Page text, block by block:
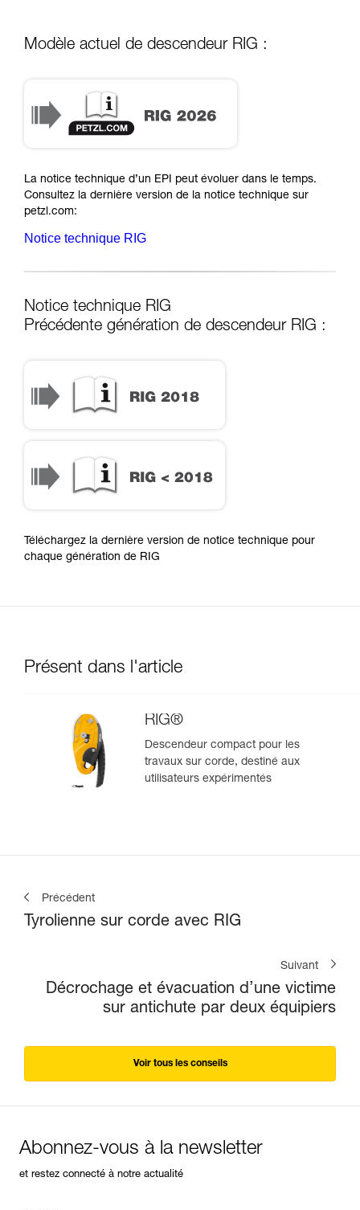
Modèle actuel de descendeur RIG :
La notice technique d’un EPI peut évoluer dans le temps.
Consultez la dernière version de la notice technique sur
petzl.com:
Notice technique RIG
Notice technique RIG
Précédente génération de descendeur RIG :
Téléchargez la dernière version de notice technique pour
chaque génération de RIG
Présent dans l'article
RIG®
Descendeur compact pour les
travaux sur corde, destiné aux
utilisateurs expérimentés
Précédent
Tyrolienne sur corde avec RIG
Suivant
Décrochage et évacuation d’une victime
sur antichute par deux équipiers
Voir tous les conseils
Abonnez-vous à la newsletter
et restez connecté à notre actualité